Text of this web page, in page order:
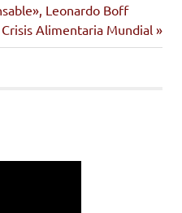
Leonardo Boff
Crisis Alimentaria Mundial